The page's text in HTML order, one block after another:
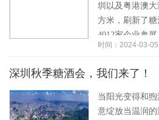
圳以及粤港澳
方米，刷新了
4012家企业参
本次深圳糖酒会
时间：2024-03-05
深圳秋季糖酒会，我们来了！
当阳光变得和
意绽放当温润